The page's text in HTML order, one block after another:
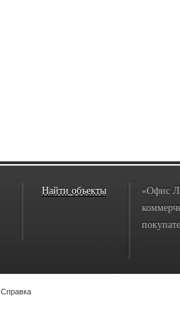
Найти объекты
«Офис
Справка